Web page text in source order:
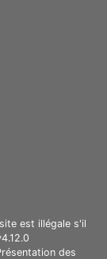
est illégale s'il
des